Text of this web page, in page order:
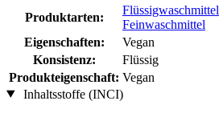
Produktarten:
Flüssigwaschmittel
Feinwaschmittel
Eigenschaften:
Vegan
Konsistenz:
Flüssig
Produkteigenschaft: Vegan
Inhaltsstoffe (INCI)